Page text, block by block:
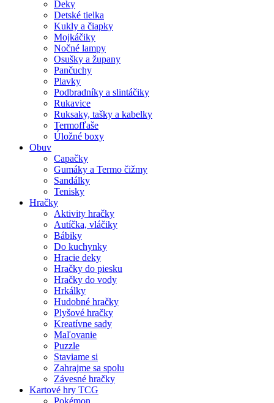
Deky
Detské tielka
Kukly a čiapky
Mojkáčiky
Nočné lampy
Osušky a župany
Pančuchy
Plavky
Podbradníky a slintáčiky
Rukavice
Ruksaky, tašky a kabelky
Termofľaše
Úložné boxy
Obuv
Capačky
Gumáky a Termo čižmy
Sandálky
Tenisky
Hračky
Aktivity hračky
Autíčka, vláčiky
Bábiky
Do kuchynky
Hracie deky
Hračky do piesku
Hračky do vody
Hrkálky
Hudobné hračky
Plyšové hračky
Kreatívne sady
Maľovanie
Puzzle
Staviame si
Zahrajme sa spolu
Závesné hračky
Kartové hry TCG